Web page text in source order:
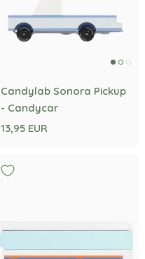
Candylab Sonora Pickup
- Candycar
13,95 EUR